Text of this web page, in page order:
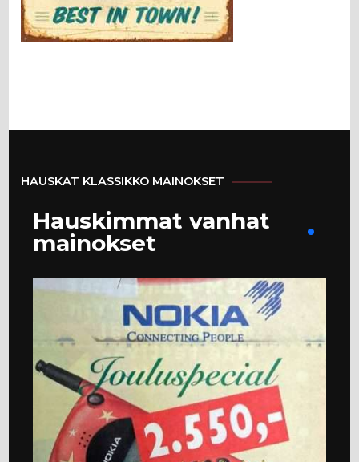
HAUSKAT KLASSIKKO MAINOKSET
Hauskimmat vanhat
mainokset